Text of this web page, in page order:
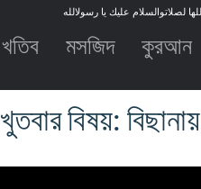
لصلاتوالسلام عليك يا رسولالله
খতিব মসজিদ কুরআন
খুতবার বিষয়: